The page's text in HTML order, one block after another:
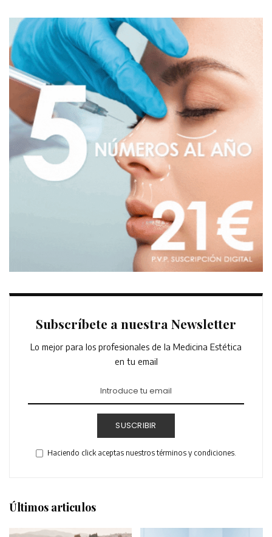
Subscríbete a nuestra Newsletter
Lo mejor para los profesionales de la Medicina Estética
en tu email
SUSCRIBIR
Haciendo click aceptas nuestros términos y condiciones.
Últimos articulos